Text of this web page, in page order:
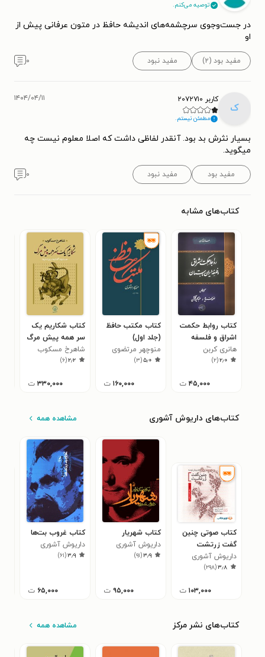
توصیه می‌کنم.
در جست‌وجوی سرچشمه‌های اندیشه حافظ در متون عرفانی پیش از
او
مفید بود (۲) مفید نبود ۰
ک
کاربر ۲۰۷۲۷۱۰
مطمئن نیستم.
۱۴۰۴/۰۴/۱۱
بسیار نثرش بد بود. آنقدر لفاظی داشت که اصلا معلوم نیست چه
میگوید.
مفید بود مفید نبود ۰
کتاب‌های مشابه
کتاب روابط حکمت
اشراق و فلسفه
ایران باستان
هانری کربن
۲٫۰(۲)
۴۵,۰۰۰ ت
کتاب مکتب حافظ
(جلد اول)
منوچهر مرتضوی
۵٫۰(۳)
۱۶۰,۰۰۰ ت
کتاب شکاریم یک
سر همه پیش مرگ
شاهرخ مسکوب
۲٫۲(۶)
۳۳۰,۰۰۰ ت
کتاب‌های داریوش آشوری مشاهده همه
کتاب صوتی چنین
گفت زرتشت
داریوش آشوری
۳٫۸(۲۹۸)
۱۰۳,۰۰۰ ت
کتاب شهریار
داریوش آشوری
۳٫۹(۹۱)
۹۵,۰۰۰ ت
کتاب غروب بت‌ها
داریوش آشوری
۳٫۹(۶۱)
۶۵,۰۰۰ ت
کتاب‌های نشر مرکز مشاهده همه